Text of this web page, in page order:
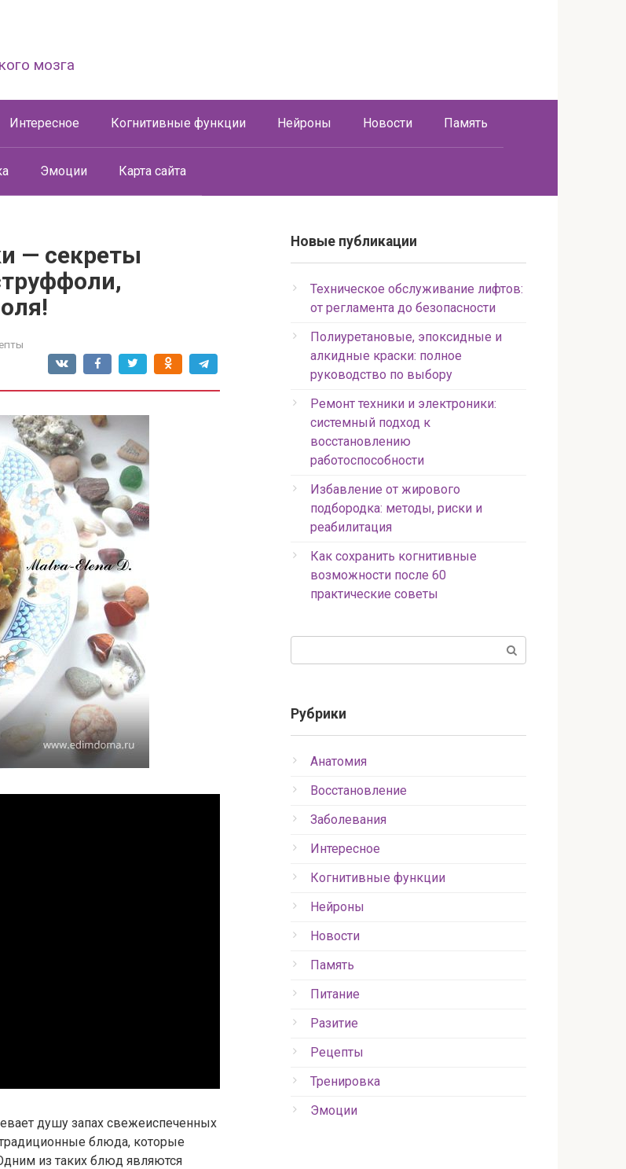
мозга
Интересное Когнитивные функции Нейроны Новости Память
Эмоции Карта сайта
— секреты
душу запах свежеиспеченных
традиционные блюда, которые
из таких блюд являются
Новые публикации
Техническое обслуживание лифтов:
от регламента до безопасности
Полиуретановые, эпоксидные и
алкидные краски: полное
руководство по выбору
Ремонт техники и электроники:
системный подход к
восстановлению
работоспособности
Избавление от жирового
подбородка: методы, риски и
реабилитация
Как сохранить когнитивные
возможности после 60
практические советы
Рубрики
Анатомия
Восстановление
Заболевания
Интересное
Когнитивные функции
Нейроны
Новости
Память
Питание
Разитие
Рецепты
Тренировка
Эмоции